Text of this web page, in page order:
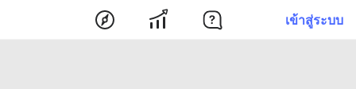
เข้าสู่ระบบ